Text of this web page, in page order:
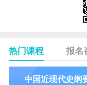
热门课程 报名
中国近现代史纲